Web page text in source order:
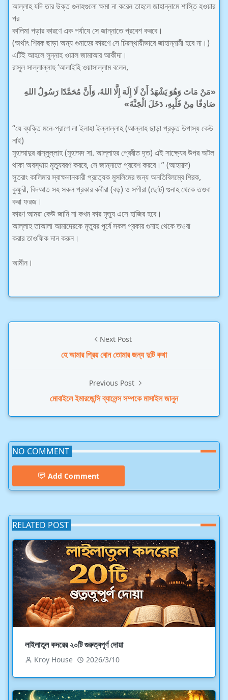
আল্লাহ যদি তার উক্ত গুনাহগুলো ক্ষমা না করেন তাহলে জাহান্নামে শাস্তি হওয়ার
পর
কালিমা পড়ার কারণে এক পর্যাযে সে জান্নাতে প্রবেশ করবে।
(অর্থাৎ শিরক ছাড়া অন্য গুনাহের কারণে সে চিরস্থায়ীভাবে জাহান্নামী হবে না।)
এটিই আহলে সুন্নাহ ওয়াল জামাআর আকীদা।
রাসূল সাল্লাল্লাহু ‘আলাইহি ওয়াসাল্লাম বলেন,
«مَنْ مَاتَ وَهُوَ يَشْهَدُ أَنْ لَا إِلَهَ إِلَّا اللهُ، وَأَنَّ مُحَمَّدًا رَسُولُ اللهِ
صَادِقًا مِنْ قَلْبِهِ، دَخَلَ الْجَنَّةَ»
“যে ব্যক্তি মনে-প্রাণে লা ইলাহা ইল্লাল্লাহ (আল্লাহ ছাড়া প্রকৃত উপাস্য কেউ
নাই)
মুহাম্মাদুর রাসূলুল্লাহ (মুহাম্মদ সা. আল্লাহর প্রেরীত দূত) এই সাক্ষ্যের উপর অটল
থাকা অবস্থায় মৃত্যুবরণ করবে, সে জান্নাতে প্রবেশ করবে।” (আহমাদ)
সুতরাং কালিমার স্বাক্ষদানকারী প্রত্যেক মুসলিমের জন্য অনতিবিলম্বে শিরক,
কুফুরী, বিদআত সহ সকল প্রকার কবীরা (বড়) ও সগীরা (ছোট) গুনাহ থেকে তওবা
করা ফরজ।
কারণ আমরা কেউ জানি না কখন কার মৃত্যু এসে হাজির হবে।
আল্লাহ তাআলা আমাদেরকে মৃত্যুর পূর্বে সকল প্রকার গুনাহ থেকে তওবা
করার তাওফিক দান করুন।
আমীন।
Next Post
হে আমার প্রিয় বোন তোমার জন্য দুটি কথা
Previous Post
মোবাইলে ইমারজেন্সি ব্যালেন্স সম্পকে মাসাইল জানুন
NO COMMENT
Add Comment
RELATED POST
লাইলাতুল কদরের ২০টি গুরুত্বপূর্ণ দোয়া
Kroy House 2026/3/10